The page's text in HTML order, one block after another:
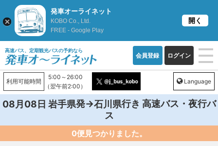
高速バス、定期観光バスの予約なら
会員登録 ログイン
利用可能時間
5:00～26:00
（翌午前2:00）
Language
08月08日 岩手県発→石川県行き 高速バス・夜行バ
ス
0便見つかりました。
発車オーライネット
KOBO Co., Ltd.
FREE - Google Play
開く